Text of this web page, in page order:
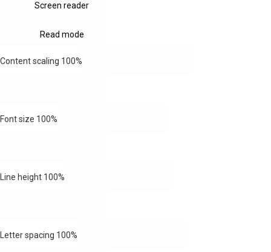
Screen reader
Read mode
Content scaling 100%
Font size 100%
Line height 100%
Letter spacing 100%